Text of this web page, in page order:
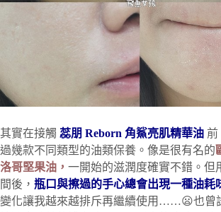
其實在接觸 蕊朋 Reborn 角鯊亮肌精華油 前
過幾款不同類型的油類保養。像是很有名的
洛哥堅果油， 一開始的滋潤度確實不錯。但
間後， 瓶口與擦過的手心總會出現一種油耗
變化讓我越來越排斥再繼續使用……😦也曾